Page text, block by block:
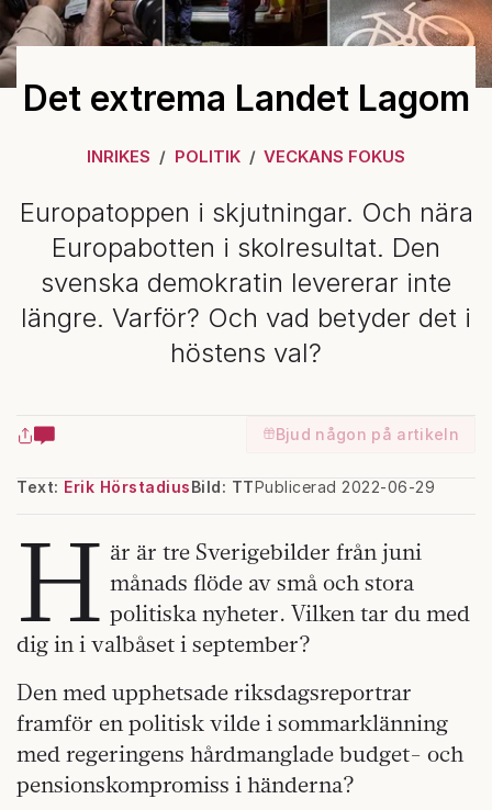
Det extrema Landet Lagom
INRIKES POLITIK VECKANS FOKUS
Europatoppen i skjutningar. Och nära
Europabotten i skolresultat. Den
svenska demokratin levererar inte
längre. Varför? Och vad betyder det i
höstens val?
Bjud någon på artikeln
Text: Erik Hörstadius Publicerad 2022-06-29
Bild: TT
H är är tre Sverigebilder från juni
månads flöde av små och stora
politiska nyheter. Vilken tar du med
dig in i valbåset i september?
Den med upphetsade riksdagsreportrar
framför en politisk vilde i sommarklänning
med regeringens hårdmanglade budget- och
pensionskompromiss i händerna?